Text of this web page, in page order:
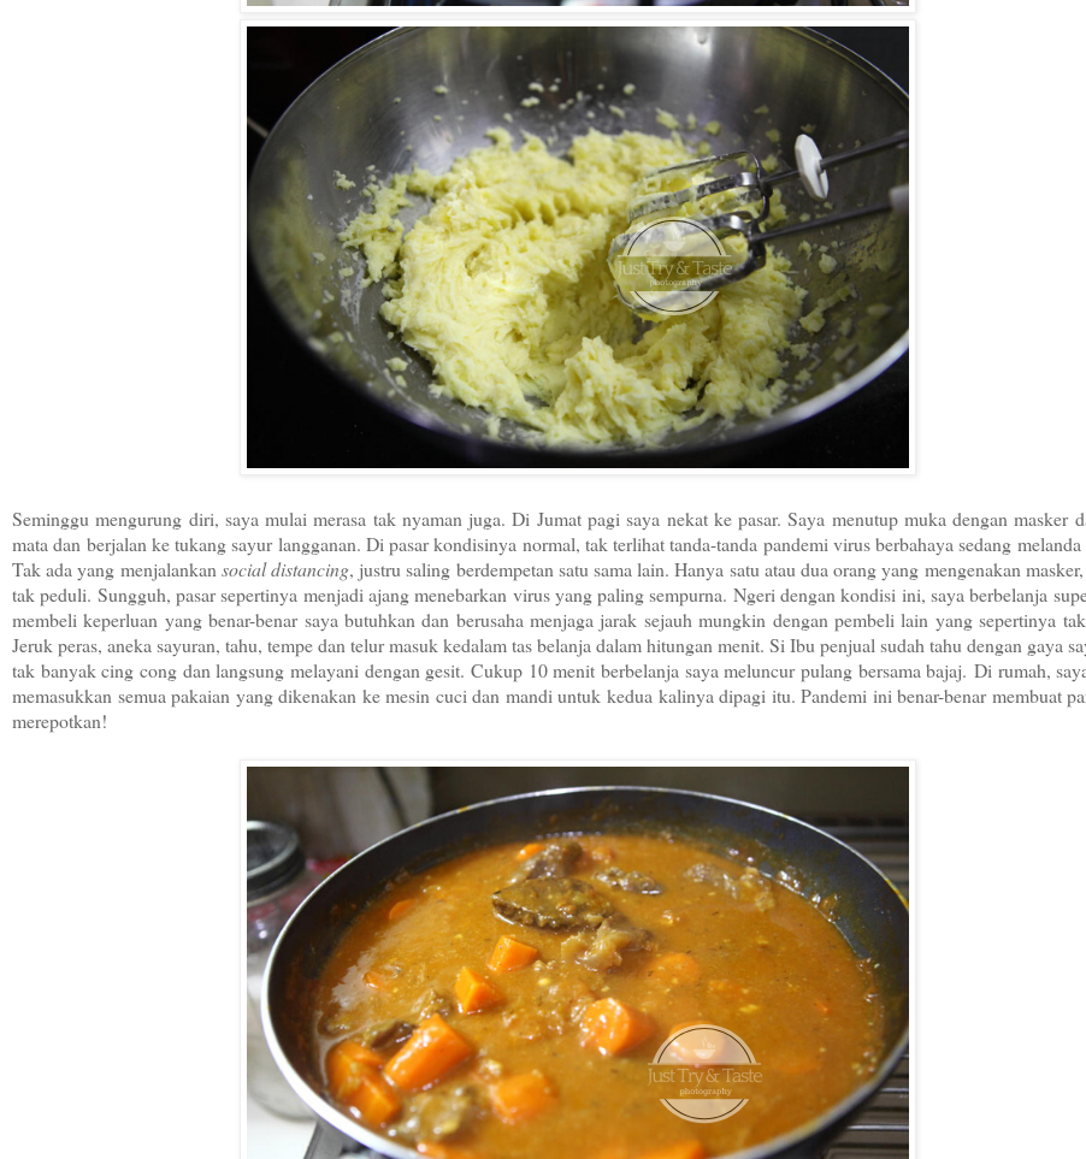
Seminggu mengurung diri, saya mulai merasa tak nyaman juga. Di Jumat pagi saya nekat ke pasar. Saya menutup muka dengan masker
mata dan berjalan ke tukang sayur langganan. Di pasar kondisinya normal, tak terlihat tanda-tanda pandemi virus berbahaya sedang melanda
Tak ada yang menjalankan social distancing, justru saling berdempetan satu sama lain. Hanya satu atau dua orang yang mengenakan
tak peduli. Sungguh, pasar sepertinya menjadi ajang menebarkan virus yang paling sempurna. Ngeri dengan kondisi ini, saya berbelanja
membeli keperluan yang benar-benar saya butuhkan dan berusaha menjaga jarak sejauh mungkin dengan pembeli lain yang sepertinya
Jeruk peras, aneka sayuran, tahu, tempe dan telur masuk kedalam tas belanja dalam hitungan menit. Si Ibu penjual sudah tahu dengan gaya
tak banyak cing cong dan langsung melayani dengan gesit. Cukup 10 menit berbelanja saya meluncur pulang bersama bajaj. Di rumah,
memasukkan semua pakaian yang dikenakan ke mesin cuci dan mandi untuk kedua kalinya dipagi itu. Pandemi ini benar-benar membuat
merepotkan!